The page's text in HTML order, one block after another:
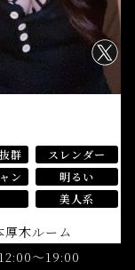
群
スレンダー
ン
明るい
美人系
厚木ルーム
12:00～19:00